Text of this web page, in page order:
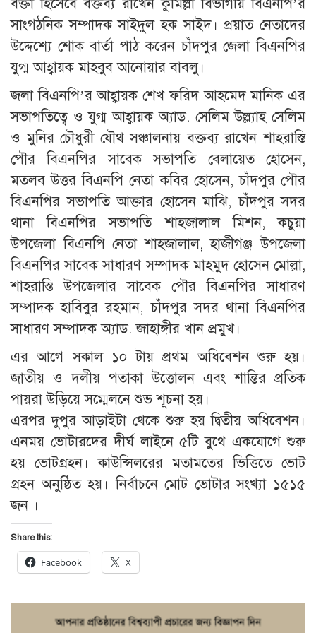
বক্তা হিসেবে বক্তব্য রাখেন কুমিল্লা বিভাগীয় বিএনপি’র
সাংগঠনিক সম্পাদক সাইদুল হক সাইদ। প্রয়াত নেতাদের
উদ্দেশ্যে শোক বার্তা পাঠ করেন চাঁদপুর জেলা বিএনপির
যুগ্ম আহ্বায়ক মাহবুব আনোয়ার বাবলু।
জলা বিএনপি’র আহ্বায়ক শেখ ফরিদ আহমেদ মানিক এর
সভাপতিত্বে ও যুগ্ম আহ্বায়ক অ্যাড. সেলিম উল্ল্যাহ সেলিম
ও মুনির চৌধুরী যৌথ সঞ্চালনায় বক্তব্য রাখেন শাহরাস্তি
পৌর বিএনপির সাবেক সভাপতি বেলায়েত হোসেন,
মতলব উত্তর বিএনপি নেতা কবির হোসেন, চাঁদপুর পৌর
বিএনপির সভাপতি আক্তার হোসেন মাঝি, চাঁদপুর সদর
থানা বিএনপির সভাপতি শাহজালাল মিশন, কচুয়া
উপজেলা বিএনপি নেতা শাহজালাল, হাজীগঞ্জ উপজেলা
বিএনপির সাবেক সাধারণ সম্পাদক মাহমুদ হোসেন মোল্লা,
শাহরাস্তি উপজেলার সাবেক পৌর বিএনপির সাধারণ
সম্পাদক হাবিবুর রহমান, চাঁদপুর সদর থানা বিএনপির
সাধারণ সম্পাদক অ্যাড. জাহাঙ্গীর খান প্রমুখ।
এর আগে সকাল ১০ টায় প্রথম অধিবেশন শুরু হয়।
জাতীয় ও দলীয় পতাকা উত্তোলন এবং শান্তির প্রতিক
পায়রা উড়িয়ে সম্মেলনে শুভ শূচনা হয়।
এরপর দুপুর আড়াইটা থেকে শুরু হয় দ্বিতীয় অধিবেশন।
এনময় ভোটারদের দীর্ঘ লাইনে ৫টি বুথে একযোগে শুরু
হয় ভোটগ্রহন। কাউন্সিলরের মতামতের ভিত্তিতে ভোট
গ্রহন অনুষ্ঠিত হয়। নির্বাচনে মোট ভোটার সংখ্যা ১৫১৫
জন ।
Share this:
Facebook X